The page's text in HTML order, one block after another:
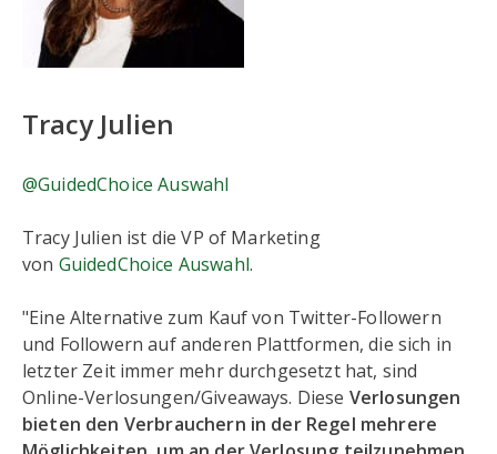
Tracy Julien
@GuidedChoice Auswahl
Tracy Julien ist die VP of Marketing
von GuidedChoice Auswahl.
"Eine Alternative zum Kauf von Twitter-Followern
und Followern auf anderen Plattformen, die sich in
letzter Zeit immer mehr durchgesetzt hat, sind
Online-Verlosungen/Giveaways. Diese Verlosungen
bieten den Verbrauchern in der Regel mehrere